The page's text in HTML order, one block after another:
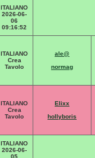
ITALIANO
2026-06-
06
09:16:52
ITALIANO
Crea
Tavolo
ale@
normag
ITALIANO
Crea
Tavolo
Elixx
hollyboris
ITALIANO
2026-06-
05